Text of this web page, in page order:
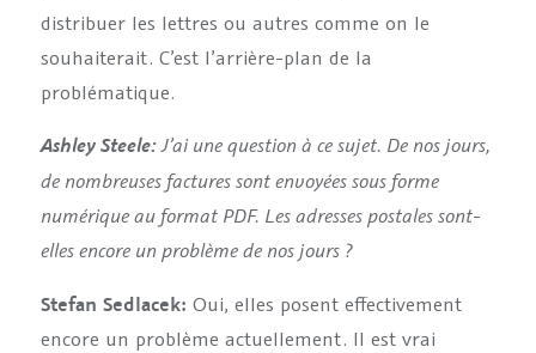
distribuer les lettres ou autres comme on le
souhaiterait. C’est l’arrière-plan de la
problématique.
Ashley Steele:J’ai une question à ce sujet. De nos jours,
de nombreuses factures sont envoyées sous forme
numérique au format PDF. Les adresses postales sont-
elles encore un problème de nos jours ?
Stefan Sedlacek: Oui, elles posent effectivement
encore un problème actuellement. Il est vrai